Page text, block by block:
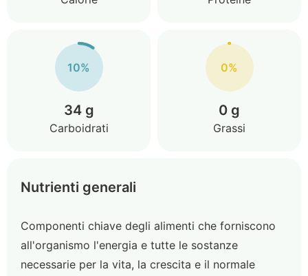
10%
34 g
Carboidrati
0%
0 g
Grassi
Nutrienti generali
Componenti chiave degli alimenti che forniscono
all'organismo l'energia e tutte le sostanze
necessarie per la vita, la crescita e il normale